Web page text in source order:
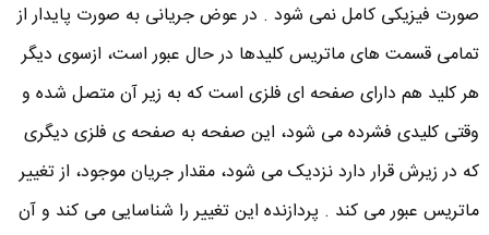
صورت فیزیکی کامل نمی شود . در عوض جریانی به صورت پایدار از
تمامی قسمت های ماتریس کلیدها در حال عبور است، ازسوی دیگر
هر کلید هم دارای صفحه ای فلزی است که به زیر آن متصل شده و
وقتی کلیدی فشرده می شود، این صفحه به صفحه ی فلزی دیگری
که در زیرش قرار دارد نزدیک می شود، مقدار جریان موجود، از تغییر
ماتریس عبور می کند . پردازنده این تغییر را شناسایی می کند و آن